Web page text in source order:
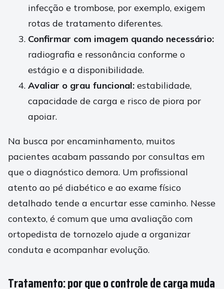
infecção e trombose, por exemplo, exigem
rotas de tratamento diferentes.
Confirmar com imagem quando necessário:
radiografia e ressonância conforme o
estágio e a disponibilidade.
Avaliar o grau funcional: estabilidade,
capacidade de carga e risco de piora por
apoiar.
Na busca por encaminhamento, muitos
pacientes acabam passando por consultas em
que o diagnóstico demora. Um profissional
atento ao pé diabético e ao exame físico
detalhado tende a encurtar esse caminho. Nesse
contexto, é comum que uma avaliação com
ortopedista de tornozelo ajude a organizar
conduta e acompanhar evolução.
Tratamento: por que o controle de carga muda